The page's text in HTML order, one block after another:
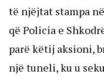
të njëjtat stampa
që Policia e
parë këtij aksioni,
një tuneli, ku u